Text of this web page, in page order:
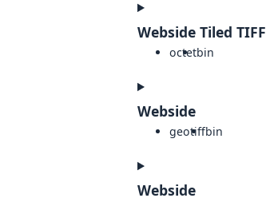
Webside Tiled TIFF
octetbin
Webside
geotiffbin
Webside